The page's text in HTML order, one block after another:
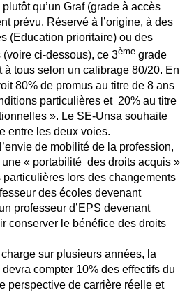
qu’un Graf (grade à accès
prévu. Réservé à l’origine, à des
(Education prioritaire) ou des
ci-dessous), ce 3ème grade
à tous selon un calibrage 80/20. En
80% de promus au titre de 8 ans
particulières et 20% au titre
». Le SE-Unsa souhaite
entre les deux voies.
de mobilité de la profession,
une « portabilité des droits acquis »
lors des changements
des écoles devenant
professeur d’EPS devenant
conserver le bénéfice des droits
sur plusieurs années, la
compter 10% des effectifs du
perspective de carrière réelle et